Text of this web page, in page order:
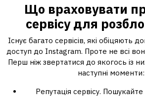
Що враховувати
сервісу для
Існує багато сервісів, які обіцяють
доступ до Instagram. Проте не всі
Перш ніж звертатися до якогось із
наступні моменти:
Репутація сервісу. Пошукайте